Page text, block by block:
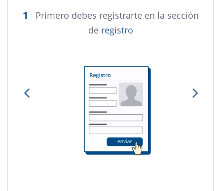
1 Primero debes registrarte en la sección
de registro